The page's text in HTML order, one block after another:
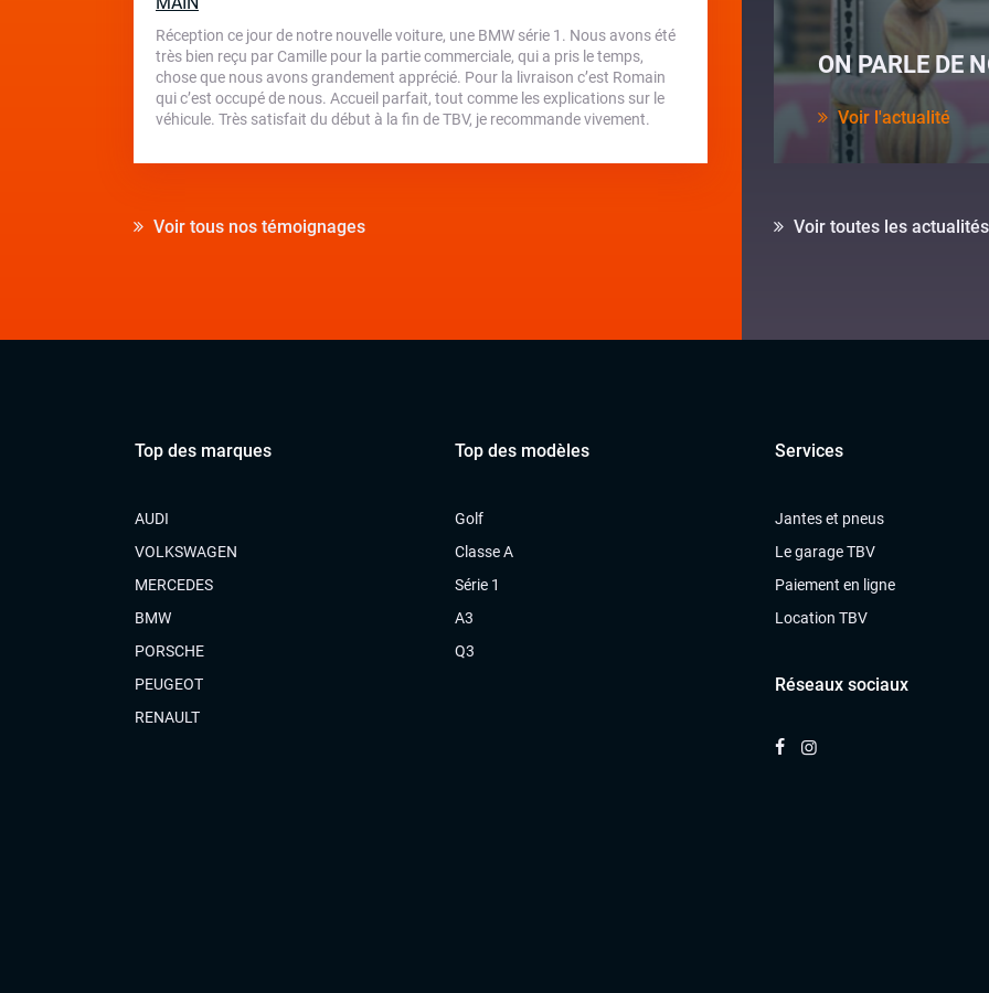
Réception ce jour de notre nouvelle voiture, une BMW série 1. Nous avons été
très bien reçu par Camille pour la partie commerciale, qui a pris le temps,
chose que nous avons grandement apprécié. Pour la livraison c’est Romain
qui c’est occupé de nous. Accueil parfait, tout comme les explications sur le
véhicule. Très satisfait du début à la fin de TBV, je recommande vivement.
Voir tous nos témoignages
ON PARLE DE
Voir l'actualité
Voir toutes les actualités
Top des marques
AUDI
VOLKSWAGEN
MERCEDES
BMW
PORSCHE
PEUGEOT
RENAULT
Top des modèles
Golf
Classe A
Série 1
A3
Q3
Services
Jantes et pneus
Le garage TBV
Paiement en ligne
Location TBV
Réseaux sociaux